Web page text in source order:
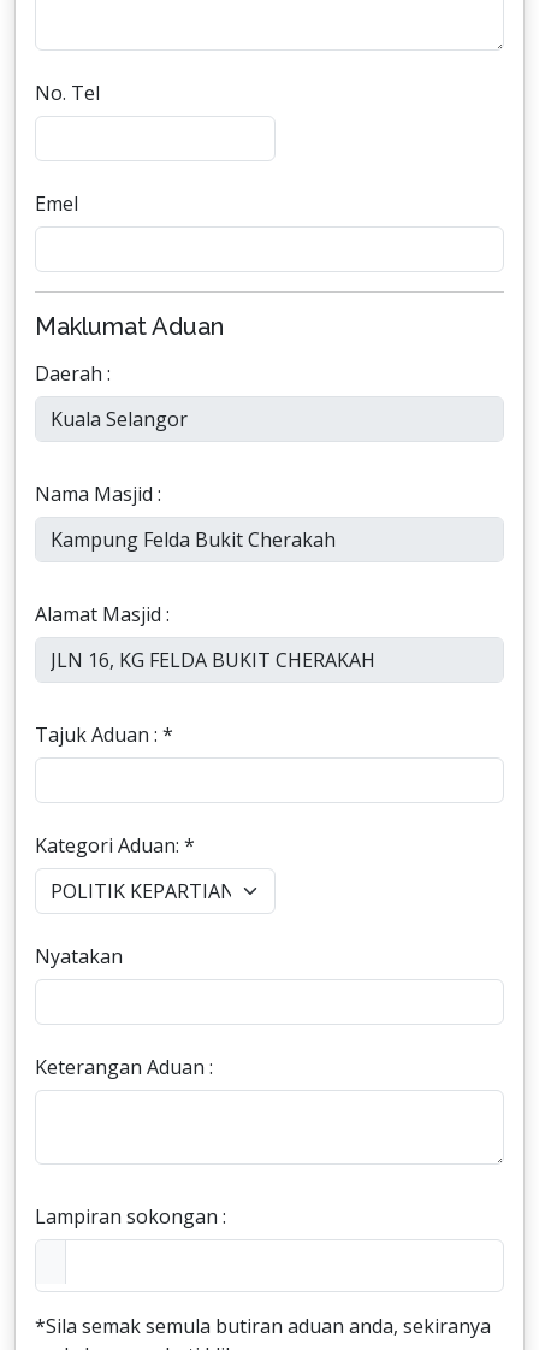
No. Tel
Emel
Maklumat Aduan
Daerah :
Nama Masjid :
Alamat Masjid :
Tajuk Aduan : *
Kategori Aduan: *
Nyatakan
Keterangan Aduan :
Lampiran sokongan :
*Sila semak semula butiran aduan anda, sekiranya